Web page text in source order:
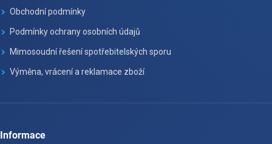
Obchodní podmínky
Podmínky ochrany osobních údajů
Mimosoudní řešení spotřebitelských sporu
Výměna, vrácení a reklamace zboží
Informace